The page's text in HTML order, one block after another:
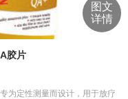
图文
详情
胶片
为定性测量而设计，用于放疗